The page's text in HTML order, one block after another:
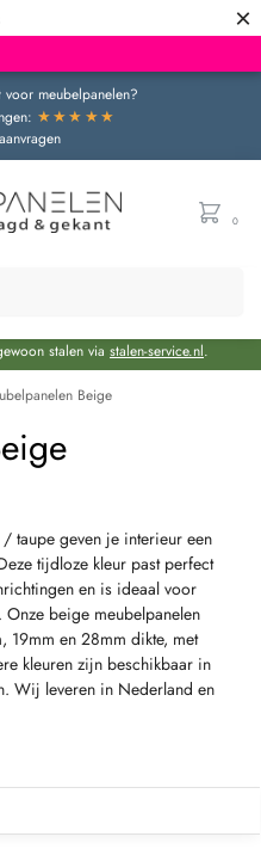
×
meubelpanelen?
★★★★★
0
een extra levertijd van circa 3 weken
stalen via stalen-service.nl.
Beige
taupe geven je interieur een
tijdloze kleur past perfect
en is ideaal voor
Onze beige meubelpanelen
19mm en 28mm dikte, met
kleuren zijn beschikbaar in
Wij leveren in Nederland en